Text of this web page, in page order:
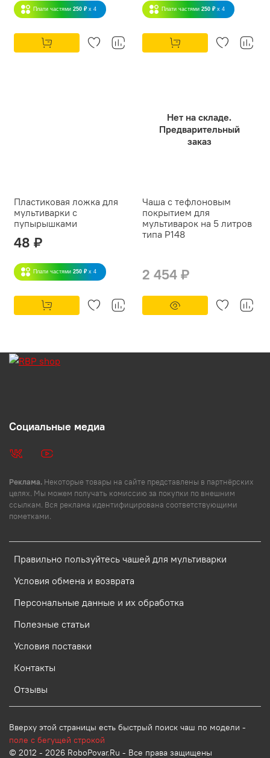
Плати частями 250 ₽ x 4 Плати частями 250 ₽ x 4
Пластиковая ложка для
мультиварки с
пупырышками
48 ₽
Плати частями 250 ₽ x 4
Нет на складе.
Предварительный
заказ
Чаша с тефлоновым
покрытием для
мультиварок на 5 литров
типа P148
2 454 ₽
Правильно пользуйтесь чашей для мультиварки
Условия обмена и возврата
Персональные данные и их обработка
Полезные статьи
Условия поставки
Контакты
Отзывы
Социальные медиа
Реклама. Некоторые товары на сайте представлены в партнёрских
целях. Мы можем получать комиссию за покупки по внешним
ссылкам. Вся реклама идентифицирована соответствующими
пометками.
Вверху этой страницы есть быстрый поиск чаш по модели -
поле с бегущей строкой
© 2012 - 2026 RoboPovar.Ru - Все права защищены